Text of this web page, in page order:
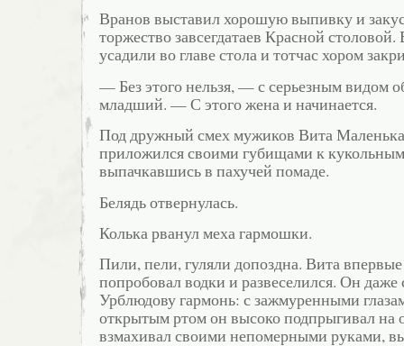
Вранов выставил хорошую выпивку и
торжество завсегдатаев Красной
усадили во главе стола и тотчас хором
— Без этого нельзя, — с серьезным видом
младший. — С этого жена и начинается.
Под дружный смех мужиков Вита
приложился своими губищами к
выпачкавшись в пахучей помаде.
Белядь отвернулась.
Колька рванул меха гармошки.
Пили, пели, гуляли допоздна. Вита
попробовал водки и развеселился. Он даже
Урблюдову гармонь: с зажмуренными
открытым ртом он высоко подпрыгивал на
взмахивал своими непомерными руками,